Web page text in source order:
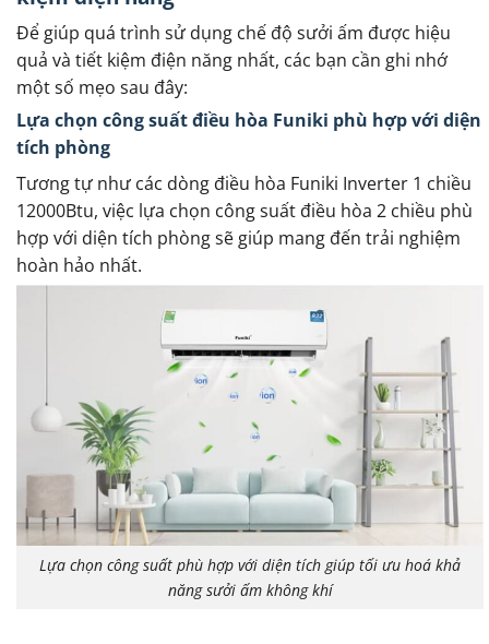
Để giúp quá trình sử dụng chế độ sưởi ấm được hiệu
quả và tiết kiệm điện năng nhất, các bạn cần ghi nhớ
một số mẹo sau đây:
Lựa chọn công suất điều hòa Funiki phù hợp với diện
tích phòng
Tương tự như các dòng điều hòa Funiki Inverter 1 chiều
12000Btu, việc lựa chọn công suất điều hòa 2 chiều phù
hợp với diện tích phòng sẽ giúp mang đến trải nghiệm
hoàn hảo nhất.
Lựa chọn công suất phù hợp với diện tích giúp tối ưu hoá khả
năng sưởi ấm không khí